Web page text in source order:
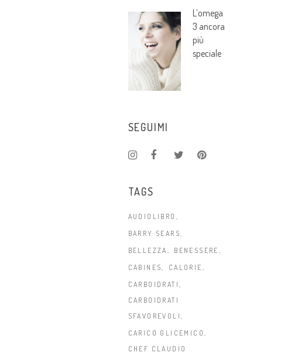
L’omega
3 ancora
più
speciale
SEGUIMI
TAGS
AUDIOLIBRO
BARRY SEARS
BELLEZZA
BENESSERE
CABINES
CALORIE
CARBOIDRATI
CARBOIDRATI
SFAVOREVOLI
CARICO GLICEMICO
CHEF CLAUDIO